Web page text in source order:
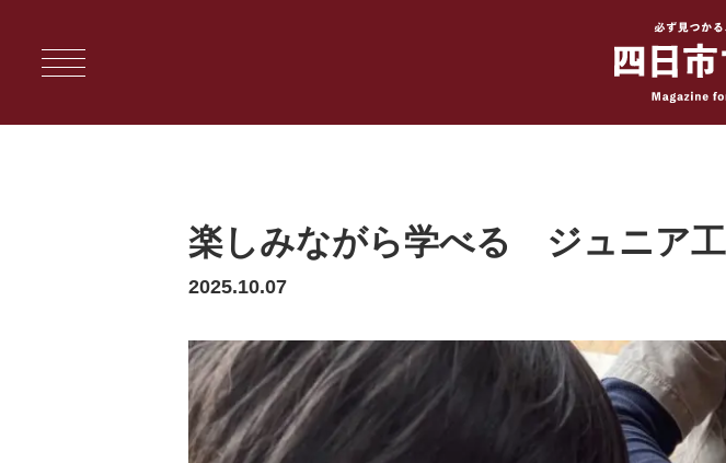
楽しみながら学べる ジュニア
2025.10.07